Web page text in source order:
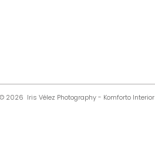
2026 Iris Vélez Photography - Komforto Interior